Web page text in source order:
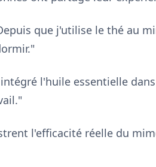
que j'utilise le thé au
intégré l'huile essentielle
l'efficacité réelle du